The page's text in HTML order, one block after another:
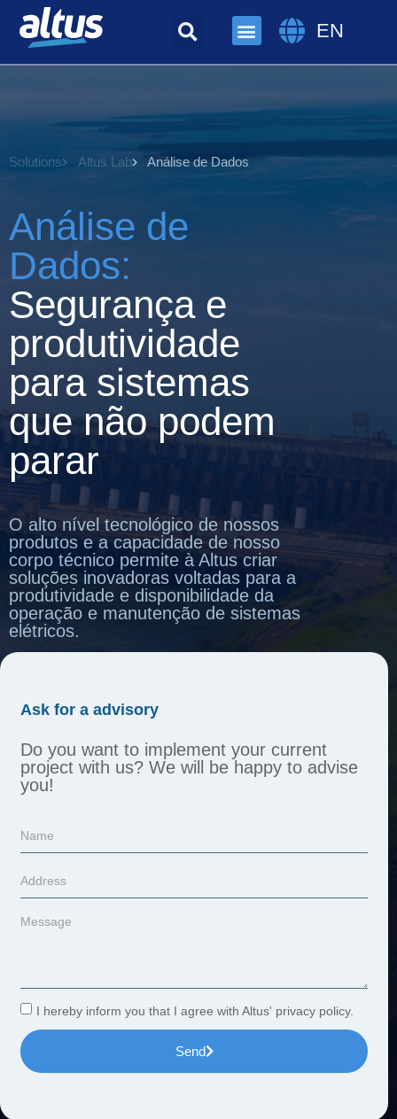
EN
Solutions Altus Lab Análise de Dados
Análise de
Dados:
Segurança e
produtividade
para sistemas
que não podem
parar
O alto nível tecnológico de nossos
produtos e a capacidade de nosso
corpo técnico permite à Altus criar
soluções inovadoras voltadas para a
produtividade e disponibilidade da
operação e manutenção de sistemas
elétricos.
I hereby inform you that I agree with Altus' privacy policy.
Send
Ask for a advisory
Do you want to implement your current
project with us? We will be happy to advise
you!